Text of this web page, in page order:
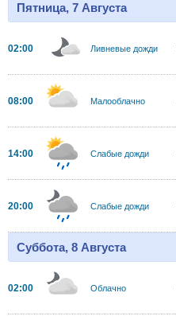
Пятница, 7 Августа
02:00 Ливневые дожди
08:00 Малооблачно
14:00 Слабые дожди
20:00 Слабые дожди
Суббота, 8 Августа
02:00 Облачно